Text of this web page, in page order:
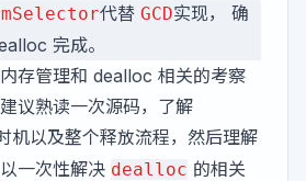
代替 GCD实现， 确
完成。
存管理和 dealloc 相关的考察
议熟读一次源码，了解
机以及整个释放流程，然后理解
一次性解决 dealloc 的相关